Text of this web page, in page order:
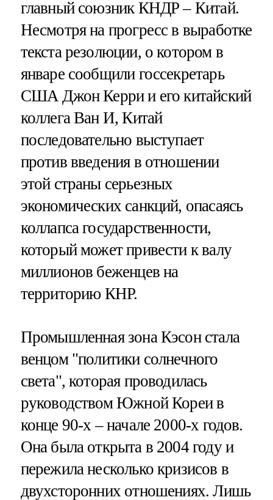
главный союзник КНДР – Китай.
Несмотря на прогресс в выработке
текста резолюции, о котором в
январе сообщили госсекретарь
США Джон Керри и его китайский
коллега Ван И, Китай
последовательно выступает
против введения в отношении
этой страны серьезных
экономических санкций, опасаясь
коллапса государственности,
который может привести к валу
миллионов беженцев на
территорию КНР.
Промышленная зона Кэсон стала
венцом "политики солнечного
света", которая проводилась
руководством Южной Кореи в
конце 90-х – начале 2000-х годов.
Она была открыта в 2004 году и
пережила несколько кризисов в
двухсторонних отношениях. Лишь